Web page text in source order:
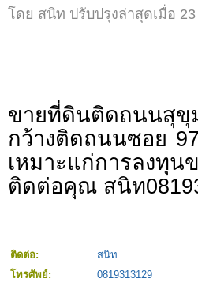
โดย สนิท ปรับปรุงล่าสุดเมื่อ
ขายที่ดินติดถนนสุ
กว้างติดถนนซอย
เหมาะแก่การลงทุน
ติดต่อคุณ สนิท
ติดต่อ: สนิท
โทรศัพย์:
0819313129